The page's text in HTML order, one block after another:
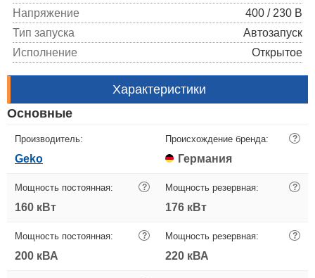
Напряжение
400 / 230 В
Тип запуска
Автозапуск
Исполнение
Открытое
Характеристики
Основные
Производитель:
Geko
Происхождение бренда: ?
Германия
Мощность постоянная: ?
160 кВт
Мощность резервная: ?
176 кВт
Мощность постоянная: ?
200 кВА
Мощность резервная: ?
220 кВА